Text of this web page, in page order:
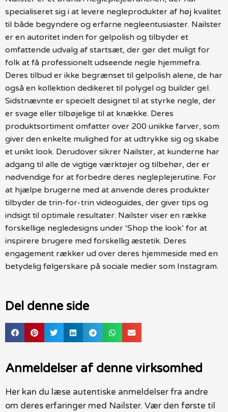
specialiseret sig i at levere negleprodukter af høj kvalitet
til både begyndere og erfarne negleentusiaster. Nailster
er en autoritet inden for gelpolish og tilbyder et
omfattende udvalg af startsæt, der gør det muligt for
folk at få professionelt udseende negle hjemmefra.
Deres tilbud er ikke begrænset til gelpolish alene, de har
også en kollektion dedikeret til polygel og builder gel.
Sidstnævnte er specielt designet til at styrke negle, der
er svage eller tilbøjelige til at knække. Deres
produktsortiment omfatter over 200 unikke farver, som
giver den enkelte mulighed for at udtrykke sig og skabe
et unikt look. Derudover sikrer Nailster, at kunderne har
adgang til alle de vigtige værktøjer og tilbehør, der er
nødvendige for at forbedre deres negleplejerutine. For
at hjælpe brugerne med at anvende deres produkter
tilbyder de trin-for-trin videoguides, der giver tips og
indsigt til optimale resultater. Nailster viser en række
forskellige negledesigns under ‘Shop the look’ for at
inspirere brugere med forskellig æstetik. Deres
engagement rækker ud over deres hjemmeside med en
betydelig følgerskare på sociale medier som Instagram.
Del denne side
Anmeldelser af denne virksomhed
Her kan du læse autentiske anmeldelser fra andre
om deres erfaringer med Nailster. Vær den første til